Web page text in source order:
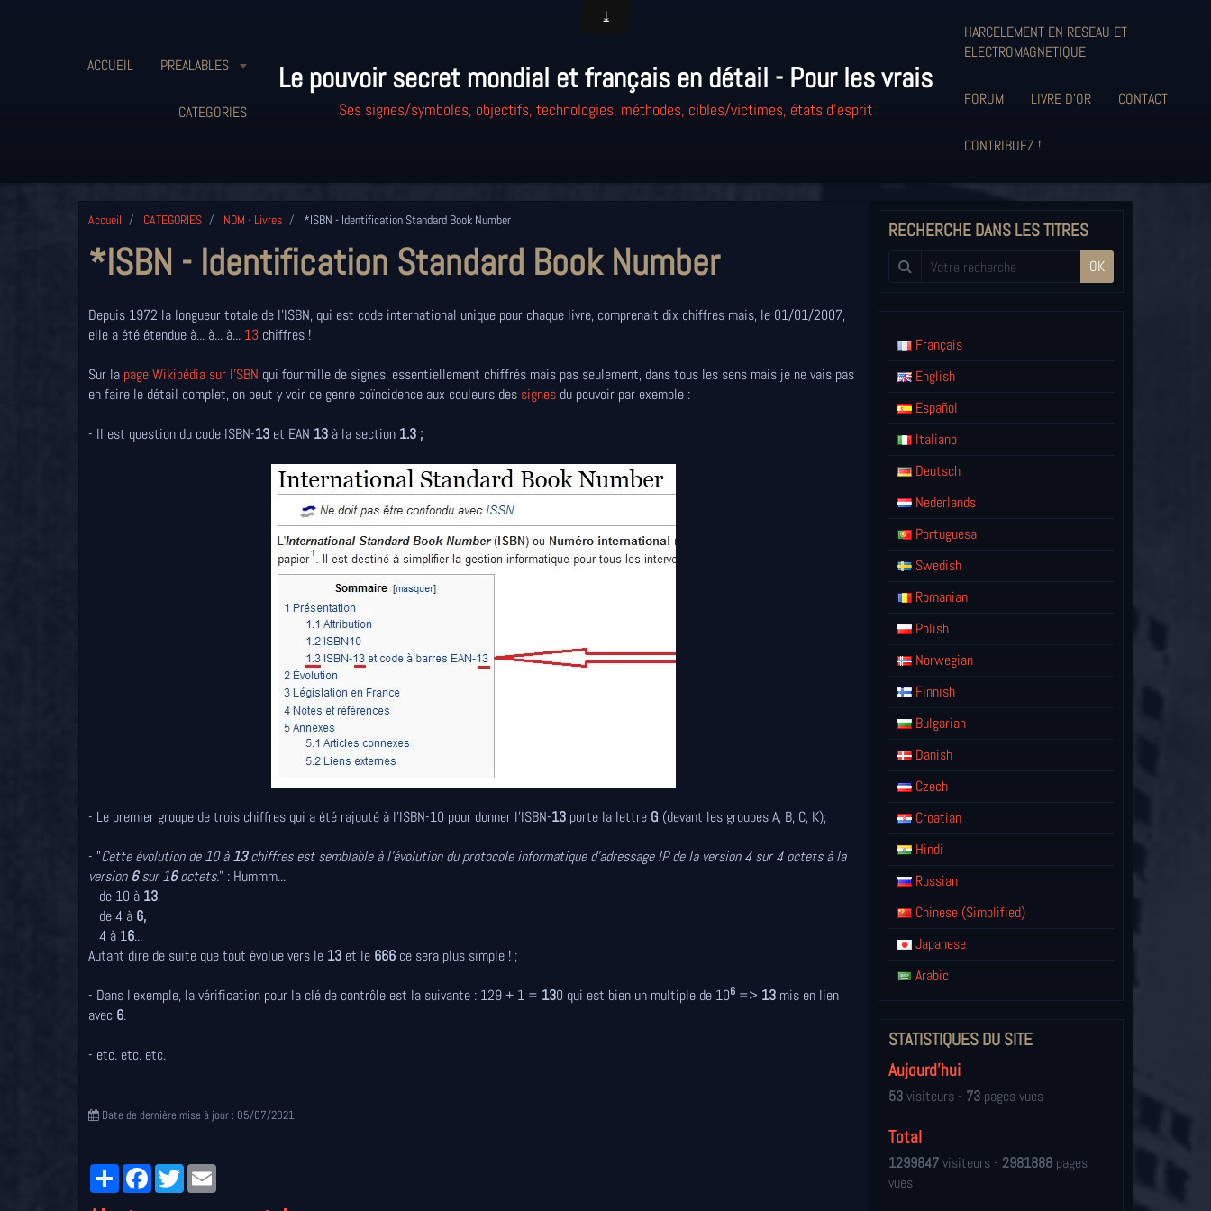
ACCUEIL PREALABLES
CATEGORIES
Le pouvoir secret mondial et français en détail - Pour les vrais
Ses signes/symboles, objectifs, technologies, méthodes, cibles/victimes, états d'esprit
HARCELEMENT EN RESEAU ET
ELECTROMAGNETIQUE
FORUM LIVRE D'OR CONTACT
CONTRIBUEZ !
Accueil CATEGORIES NOM - Livres *ISBN - Identification Standard Book Number
*ISBN - Identification Standard Book Number
Depuis 1972 la longueur totale de l’ISBN, qui est code international unique pour chaque livre, comprenait dix chiffres mais, le 01/01/2007,
elle a été étendue à... à... à... 13 chiffres !
Sur la page Wikipédia sur l'SBN qui fourmille de signes, essentiellement chiffrés mais pas seulement, dans tous les sens mais je ne vais pas
en faire le détail complet, on peut y voir ce genre coïncidence aux couleurs des signes du pouvoir par exemple :
- Il est question du code ISBN-13 et EAN 13 à la section 1.3 ;
- Le premier groupe de trois chiffres qui a été rajouté à l'ISBN-10 pour donner l'ISBN-13 porte la lettre G (devant les groupes A, B, C, K);
- "Cette évolution de 10 à13chiffres est semblable à l’évolution du protocole informatique d’adressage IP de la version 4 sur 4 octets à la
version 6sur 16octets." : Hummm...
de 10 à 13,
de 4 à 6,
4 à 16...
Autant dire de suite que tout évolue vers le 13 et le 666 ce sera plus simple ! ;
- Dans l'exemple, la vérification pour la clé de contrôle est la suivante : 129 + 1 = 130 qui est bien un multiple de 106 => 13 mis en lien
avec 6.
- etc. etc. etc.
Date de dernière mise à jour : 05/07/2021
PartagerFacebookTwitter
RECHERCHE DANS LES TITRES
OK
Français
English
Español
Italiano
Deutsch
Nederlands
Portuguesa
Swedish
Romanian
Polish
Norwegian
Finnish
Bulgarian
Danish
Czech
Croatian
Hindi
Russian
Chinese (Simplified)
Japanese
Arabic
STATISTIQUES DU SITE
Aujourd'hui
53visiteurs - 73pages vues
Total
1299847visiteurs - 2981888pages
vues